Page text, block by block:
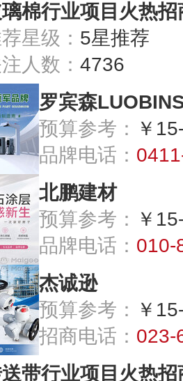
棉行业项目火热招
星级： 5星推荐
人数： 4736
罗宾森
预算参考：
￥
品牌电话：
北鹏建材
预算参考：
￥
品牌电话： 010-
杰诚逊
预算参考：
￥
招商电话： 023-
带行业项目火热招